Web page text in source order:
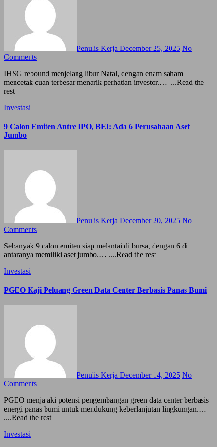
Penulis Kerja December 25, 2025 No
Comments
IHSG rebound menjelang libur Natal, dengan enam saham
mencetak cuan terbesar menarik perhatian investor.… ....Read the
rest
Investasi
9 Calon Emiten Antre IPO, BEI: Ada 6 Perusahaan Aset
Jumbo
Penulis Kerja December 20, 2025 No
Comments
Sebanyak 9 calon emiten siap melantai di bursa, dengan 6 di
antaranya memiliki aset jumbo.… ....Read the rest
Investasi
PGEO Kaji Peluang Green Data Center Berbasis Panas Bumi
Penulis Kerja December 14, 2025 No
Comments
PGEO menjajaki potensi pengembangan green data center berbasis
energi panas bumi untuk mendukung keberlanjutan lingkungan.…
....Read the rest
Investasi